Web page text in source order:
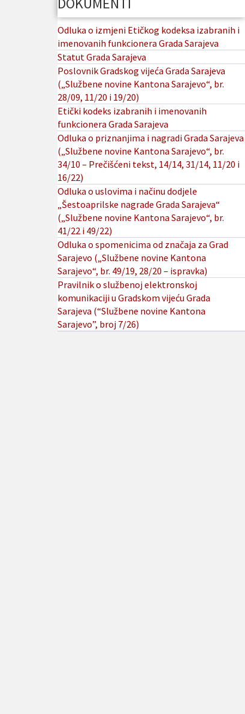
Odluka o izmjeni Etičkog kodeksa izabranih i
imenovanih funkcionera Grada Sarajeva
Statut Grada Sarajeva
Poslovnik Gradskog vijeća Grada Sarajeva
(„Službene novine Kantona Sarajevo“, br.
28/09, 11/20 i 19/20)
Etički kodeks izabranih i imenovanih
funkcionera Grada Sarajeva
Odluka o priznanjima i nagradi Grada Sarajeva
(„Službene novine Kantona Sarajevo“, br.
34/10 – Prečišćeni tekst, 14/14, 31/14, 11/20 i
16/22)
Odluka o uslovima i načinu dodjele
„Šestoaprilske nagrade Grada Sarajeva“
(„Službene novine Kantona Sarajevo“, br.
41/22 i 49/22)
Odluka o spomenicima od značaja za Grad
Sarajevo („Službene novine Kantona
Sarajevo“, br. 49/19, 28/20 – ispravka)
Pravilnik o službenoj elektronskoj
komunikaciji u Gradskom vijeću Grada
Sarajeva (“Službene novine Kantona
Sarajevo”, broj 7/26)